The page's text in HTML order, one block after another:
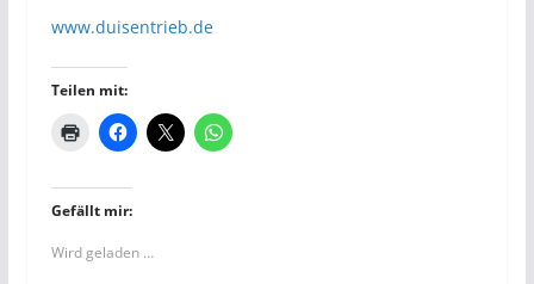
www.duisentrieb.de
Teilen mit:
Gefällt mir:
Wird geladen …